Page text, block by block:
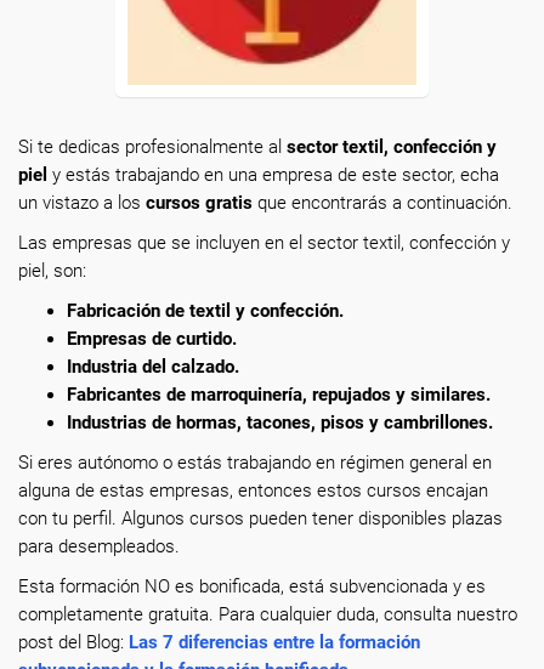
Si te dedicas profesionalmente al sector textil, confección y
piel y estás trabajando en una empresa de este sector, echa
un vistazo a los cursos gratis que encontrarás a continuación.
Las empresas que se incluyen en el sector textil, confección y
piel, son:
Fabricación de textil y confección.
Empresas de curtido.
Industria del calzado.
Fabricantes de marroquinería, repujados y similares.
Industrias de hormas, tacones, pisos y cambrillones.
Si eres autónomo o estás trabajando en régimen general en
alguna de estas empresas, entonces estos cursos encajan
con tu perfil. Algunos cursos pueden tener disponibles plazas
para desempleados.
Esta formación NO es bonificada, está subvencionada y es
completamente gratuita. Para cualquier duda, consulta nuestro
post del Blog: Las 7 diferencias entre la formación